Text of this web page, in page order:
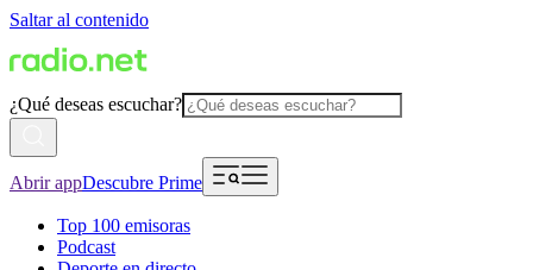
Saltar al contenido
¿Qué deseas escuchar?
Abrir appDescubre Prime
Top 100 emisoras
Podcast